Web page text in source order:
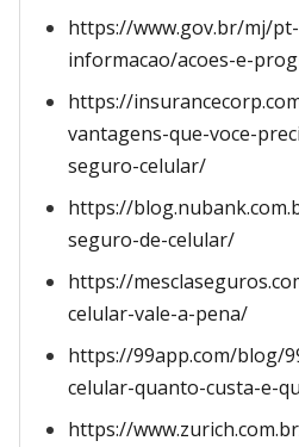
https://www.gov.br/mj/
informacao/acoes-e-
https://
vantagens-que-voce-
seguro-celular/
https://
seguro-de-celular/
https://
celular-vale-a-pena/
https://99app.com/blog/
celular-quanto-custa-e-
https://